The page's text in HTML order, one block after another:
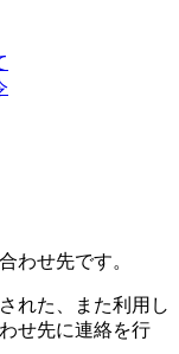
わせ先です。
れた、また利用し
せ先に連絡を行